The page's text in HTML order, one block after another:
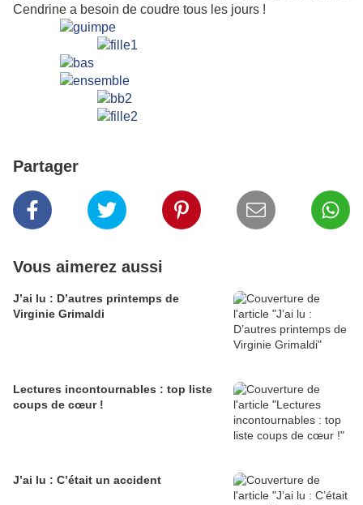
Cendrine a besoin de coudre tous les jours !
Partager
Vous aimerez aussi
J’ai lu : D’autres printemps de
Virginie Grimaldi
Lectures incontournables : top liste
coups de cœur !
J’ai lu : C’était un accident